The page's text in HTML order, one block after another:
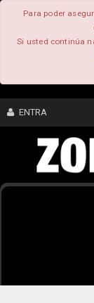
Para poder
Si usted continúa
ENTRA
CONTENIDO